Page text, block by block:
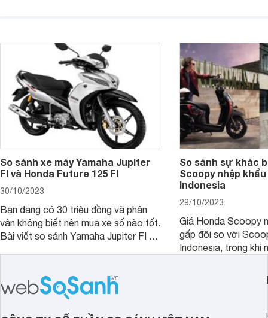
So sánh xe máy Yamaha Jupiter
FI và Honda Future 125 FI
30/10/2023
Bạn đang có 30 triệu đồng và phân
vân không biết nên mua xe số nào tốt.
Bài viết so sánh Yamaha Jupiter FI và
So sánh sự khác
Scoopy nhập
Indonesia
29/10/2023
Giá Honda Scoopy
gấp đôi so với
Indonesia, trong khi
chênh lệch giá lớn
sánh Honda